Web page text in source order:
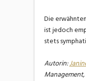
Die
ist jedoch
stets
Autorin:
Management,